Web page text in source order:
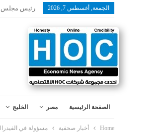
الجمعة, أغسطس 7, 2026 رئيس مجلس
الصفحة الرئيسية مصر الخليج
Home أخبار صحفية مسؤولة في